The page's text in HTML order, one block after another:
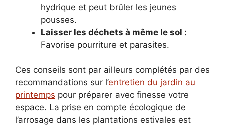
hydrique et peut brûler les jeunes
pousses.
Laisser les déchets à même le sol :
Favorise pourriture et parasites.
Ces conseils sont par ailleurs complétés par des
recommandations sur l’entretien du jardin au
printemps pour préparer avec finesse votre
espace. La prise en compte écologique de
l’arrosage dans les plantations estivales est